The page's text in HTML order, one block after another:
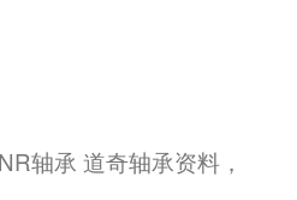
轴承 道奇轴承资料，